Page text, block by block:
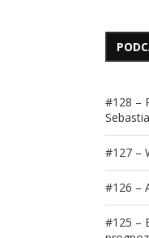
#128 –
#127 –
#126 –
#125 –